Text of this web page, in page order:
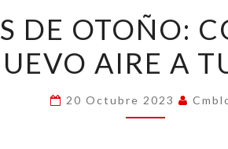
DE
OTOÑO:
CÓMO
DARLE
DE OTOÑO:
AIRE A
20 Octubre 2023